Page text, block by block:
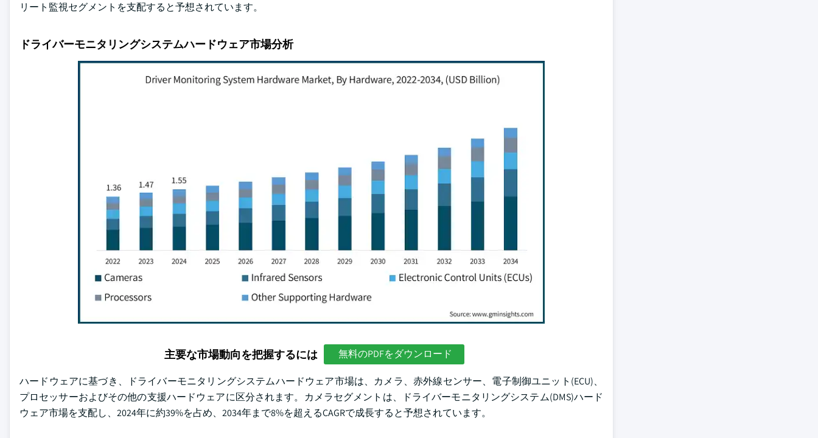
リート監視セグメントを支配すると予想されています。
ドライバーモニタリングシステムハードウェア市場分析
主要な市場動向を把握するには 無料のPDFをダウンロード
ハードウェアに基づき、ドライバーモニタリングシステムハードウェア市場は、カメラ、赤外線センサー、電子制御ユニット(ECU)、
プロセッサーおよびその他の支援ハードウェアに区分されます。カメラセグメントは、ドライバーモニタリングシステム(DMS)ハード
ウェア市場を支配し、2024年に約39%を占め、2034年まで8%を超えるCAGRで成長すると予想されています。